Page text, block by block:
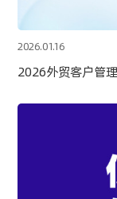
2026.01.16
2026外贸客户管